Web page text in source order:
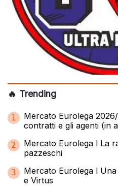
🔥 Trending
1
Mercato Eurolega
contratti e gli agenti (in
2
Mercato Eurolega l La
pazzeschi
3
Mercato Eurolega l
e Virtus